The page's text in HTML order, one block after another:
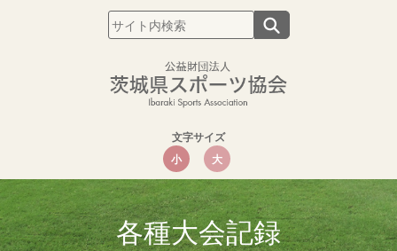
文字サイズ
小
大
各種大会記録